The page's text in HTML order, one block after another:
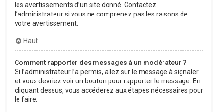
les avertissements d’un site donné. Contactez
l’administrateur si vous ne comprenez pas les raisons de
votre avertissement.
Haut
Comment rapporter des messages à un modérateur ?
Si l’administrateur l’a permis, allez sur le message à signaler
et vous devriez voir un bouton pour rapporter le message. En
cliquant dessus, vous accéderez aux étapes nécessaires pour
le faire.